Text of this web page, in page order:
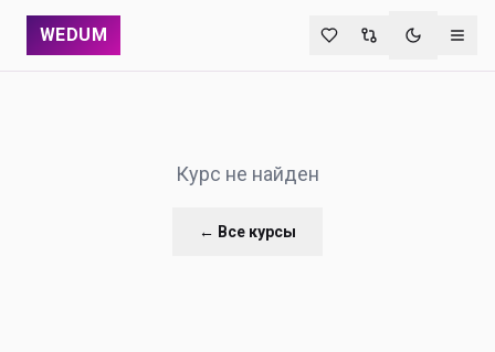
WEDUM
Курс не найден
← Все курсы